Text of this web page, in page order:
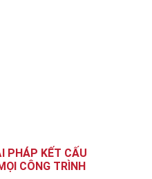
PHÁP KẾT CẤU
CÔNG TRÌNH